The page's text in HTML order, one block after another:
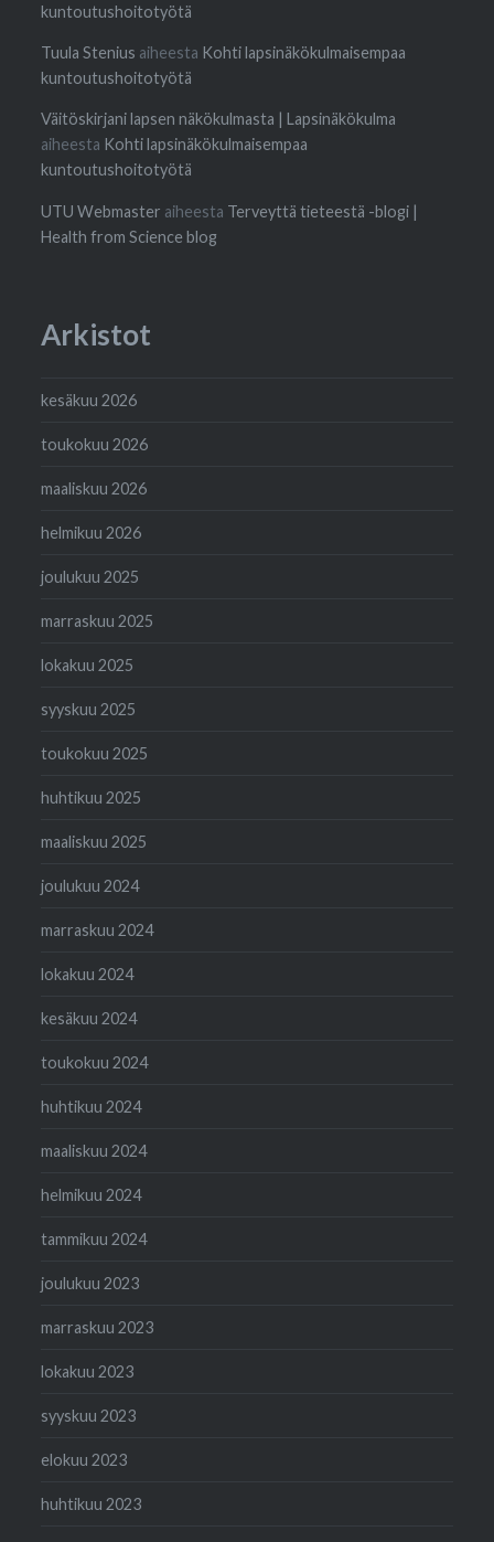
kuntoutushoitotyötä
Tuula Stenius aiheesta Kohti lapsinäkökulmaisempaa
kuntoutushoitotyötä
Väitöskirjani lapsen näkökulmasta | Lapsinäkökulma
aiheesta Kohti lapsinäkökulmaisempaa
kuntoutushoitotyötä
UTU Webmaster aiheesta Terveyttä tieteestä -blogi |
Health from Science blog
Arkistot
kesäkuu 2026
toukokuu 2026
maaliskuu 2026
helmikuu 2026
joulukuu 2025
marraskuu 2025
lokakuu 2025
syyskuu 2025
toukokuu 2025
huhtikuu 2025
maaliskuu 2025
joulukuu 2024
marraskuu 2024
lokakuu 2024
kesäkuu 2024
toukokuu 2024
huhtikuu 2024
maaliskuu 2024
helmikuu 2024
tammikuu 2024
joulukuu 2023
marraskuu 2023
lokakuu 2023
syyskuu 2023
elokuu 2023
huhtikuu 2023